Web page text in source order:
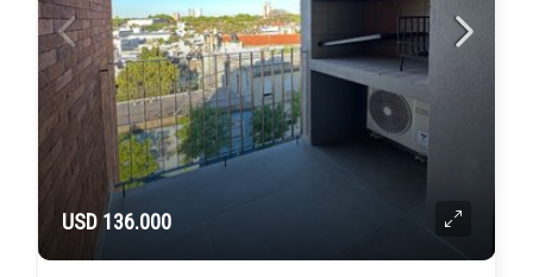
USD 136.000